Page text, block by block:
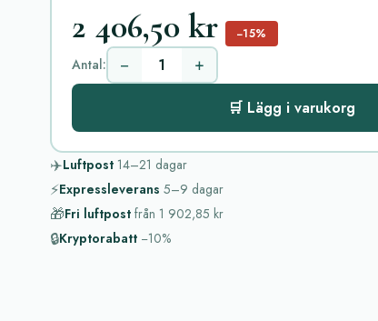
2 406,50 kr −15%
Antal: − +
🛒 Lägg i varukorg
✈️Luftpost 14–21 dagar
⚡Expressleverans 5–9 dagar
🎁Fri luftpost från 1 902,85 kr
🔒Kryptorabatt −10%